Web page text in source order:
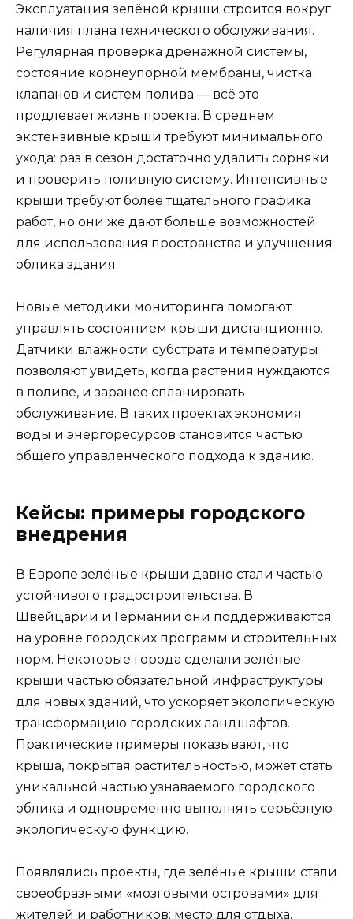
Эксплуатация зелёной крыши строится вокруг
наличия плана технического обслуживания.
Регулярная проверка дренажной системы,
состояние корнеупорной мембраны, чистка
клапанов и систем полива — всё это
продлевает жизнь проекта. В среднем
экстензивные крыши требуют минимального
ухода: раз в сезон достаточно удалить сорняки
и проверить поливную систему. Интенсивные
крыши требуют более тщательного графика
работ, но они же дают больше возможностей
для использования пространства и улучшения
облика здания.
Новые методики мониторинга помогают
управлять состоянием крыши дистанционно.
Датчики влажности субстрата и температуры
позволяют увидеть, когда растения нуждаются
в поливе, и заранее спланировать
обслуживание. В таких проектах экономия
воды и энергоресурсов становится частью
общего управленческого подхода к зданию.
Кейсы: примеры городского
внедрения
В Европе зелёные крыши давно стали частью
устойчивого градостроительства. В
Швейцарии и Германии они поддерживаются
на уровне городских программ и строительных
норм. Некоторые города сделали зелёные
крыши частью обязательной инфраструктуры
для новых зданий, что ускоряет экологическую
трансформацию городских ландшафтов.
Практические примеры показывают, что
крыша, покрытая растительностью, может стать
уникальной частью узнаваемого городского
облика и одновременно выполнять серьёзную
экологическую функцию.
Появлялись проекты, где зелёные крыши стали
своеобразными «мозговыми островами» для
жителей и работников: место для отдыха,